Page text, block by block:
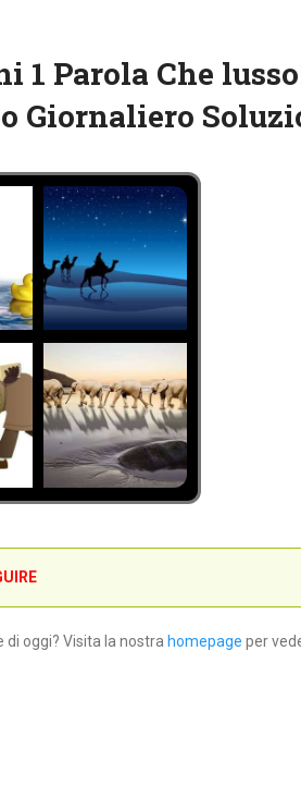
1 Parola Che
Giornaliero
di oggi? Visita la nostra homepage per